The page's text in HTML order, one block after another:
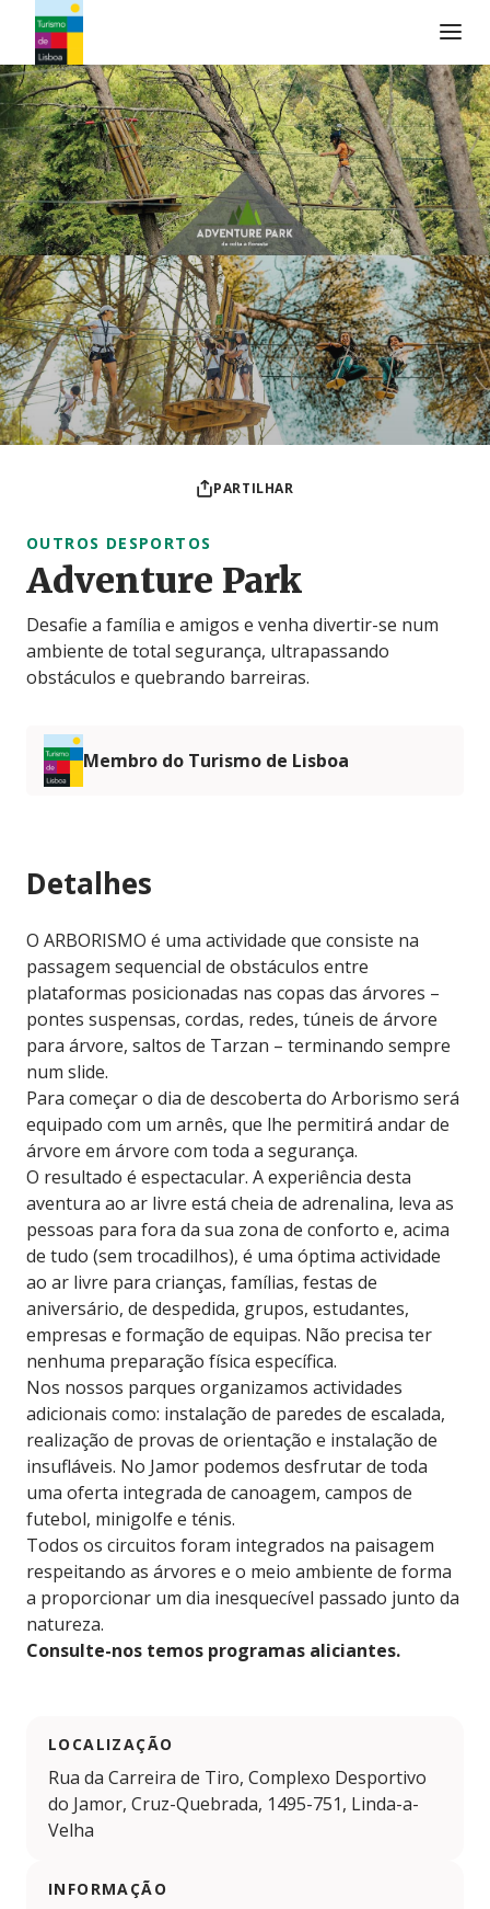
Logo do Turismo de Lisboa
PARTILHAR
OUTROS DESPORTOS
Adventure Park
Desafie a família e amigos e venha divertir-se num
ambiente de total segurança, ultrapassando
obstáculos e quebrando barreiras.
Membro do Turismo de Lisboa
Detalhes
O ARBORISMO é uma actividade que consiste na
passagem sequencial de obstáculos entre
plataformas posicionadas nas copas das árvores –
pontes suspensas, cordas, redes, túneis de árvore
para árvore, saltos de Tarzan – terminando sempre
num slide.
Para começar o dia de descoberta do Arborismo será
equipado com um arnês, que lhe permitirá andar de
árvore em árvore com toda a segurança.
O resultado é espectacular. A experiência desta
aventura ao ar livre está cheia de adrenalina, leva as
pessoas para fora da sua zona de conforto e, acima
de tudo (sem trocadilhos), é uma óptima actividade
ao ar livre para crianças, famílias, festas de
aniversário, de despedida, grupos, estudantes,
empresas e formação de equipas. Não precisa ter
nenhuma preparação física específica.
Nos nossos parques organizamos actividades
adicionais como: instalação de paredes de escalada,
realização de provas de orientação e instalação de
insufláveis. No Jamor podemos desfrutar de toda
uma oferta integrada de canoagem, campos de
futebol, minigolfe e ténis.
Todos os circuitos foram integrados na paisagem
respeitando as árvores e o meio ambiente de forma
a proporcionar um dia inesquecível passado junto da
natureza.
Consulte-nos temos programas aliciantes.
LOCALIZAÇÃO
Rua da Carreira de Tiro, Complexo Desportivo
do Jamor, Cruz-Quebrada, 1495-751, Linda-a-
Velha
INFORMAÇÃO